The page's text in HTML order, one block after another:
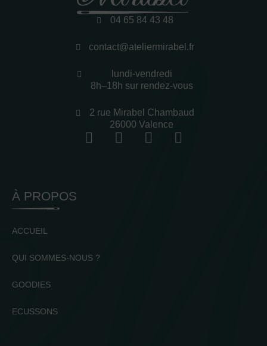
04 65 84 43 48
contact@ateliermirabel.fr
lundi-vendredi
8h–18h sur rendez-vous
2 rue Mirabel Chambaud
26000 Valence
À PROPOS
ACCUEIL
QUI SOMMES-NOUS ?
GOODIES
ECUSSONS